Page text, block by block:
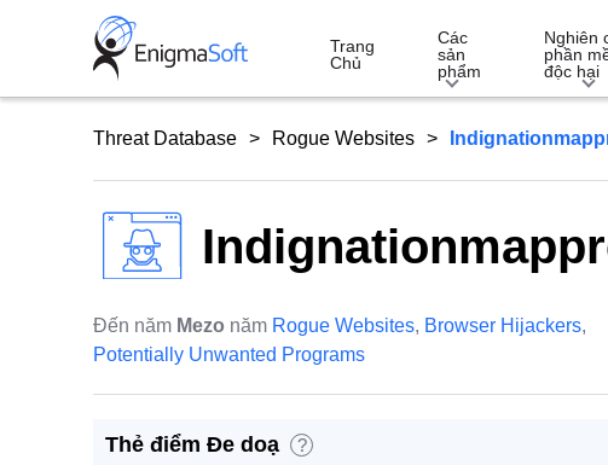
Trang
Chủ
Các
sản
phẩm
Nghiên
phần
độc hại
Threat Database Rogue Websites
Đến năm Mezo năm Rogue Websites, Browser Hijackers,
Potentially Unwanted Programs
Thẻ điểm Đe doạ ?